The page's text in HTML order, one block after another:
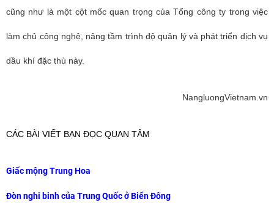
cũng như là một cột mốc quan trọng của Tổng công ty trong việc
làm chủ công nghệ, nâng tầm trình độ quản lý và phát triển dịch vụ
dầu khí đặc thù này.
NangluongVietnam.vn
CÁC BÀI VIẾT BẠN ĐỌC QUAN TÂM
Giấc mộng Trung Hoa
Đòn nghi binh của Trung Quốc ở Biển Đông